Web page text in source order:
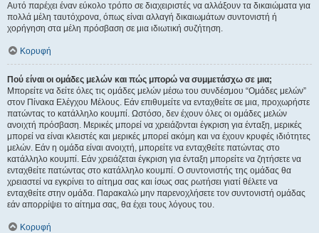
Αυτό παρέχει έναν εύκολο τρόπο σε διαχειριστές να αλλάξουν τα δικαιώματα για
πολλά μέλη ταυτόχρονα, όπως είναι αλλαγή δικαιωμάτων συντονιστή ή
χορήγηση στα μέλη πρόσβαση σε μια ιδιωτική συζήτηση.
Κορυφή
Πού είναι οι ομάδες μελών και πώς μπορώ να συμμετάσχω σε μια;
Μπορείτε να δείτε όλες τις ομάδες μελών μέσω του συνδέσμου “Ομάδες μελών”
στον Πίνακα Ελέγχου Μέλους. Εάν επιθυμείτε να ενταχθείτε σε μια, προχωρήστε
πατώντας το κατάλληλο κουμπί. Ωστόσο, δεν έχουν όλες οι ομάδες μελών
ανοιχτή πρόσβαση. Μερικές μπορεί να χρειάζονται έγκριση για ένταξη, μερικές
μπορεί να είναι κλειστές και μερικές μπορεί ακόμη και να έχουν κρυφές ιδιότητες
μελών. Εάν η ομάδα είναι ανοιχτή, μπορείτε να ενταχθείτε πατώντας στο
κατάλληλο κουμπί. Εάν χρειάζεται έγκριση για ένταξη μπορείτε να ζητήσετε να
ενταχθείτε πατώντας στο κατάλληλο κουμπί. Ο συντονιστής της ομάδας θα
χρειαστεί να εγκρίνει το αίτημα σας και ίσως σας ρωτήσει γιατί θέλετε να
ενταχθείτε στην ομάδα. Παρακαλώ μην παρενοχλήσετε τον συντονιστή ομάδας
εάν απορρίψει το αίτημα σας, θα έχει τους λόγους του.
Κορυφή